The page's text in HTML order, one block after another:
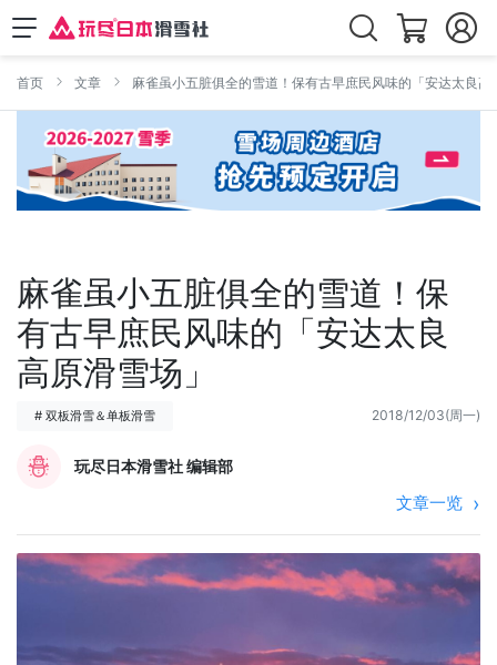
首页 文章 麻雀虽小五脏俱全的雪道！保有古早庶民风味的「安达太良高
麻雀虽小五脏俱全的雪道！保
有古早庶民风味的「安达太良
高原滑雪场」
# 双板滑雪＆单板滑雪 2018/12/03(周一)
玩尽日本滑雪社 编辑部
文章一览